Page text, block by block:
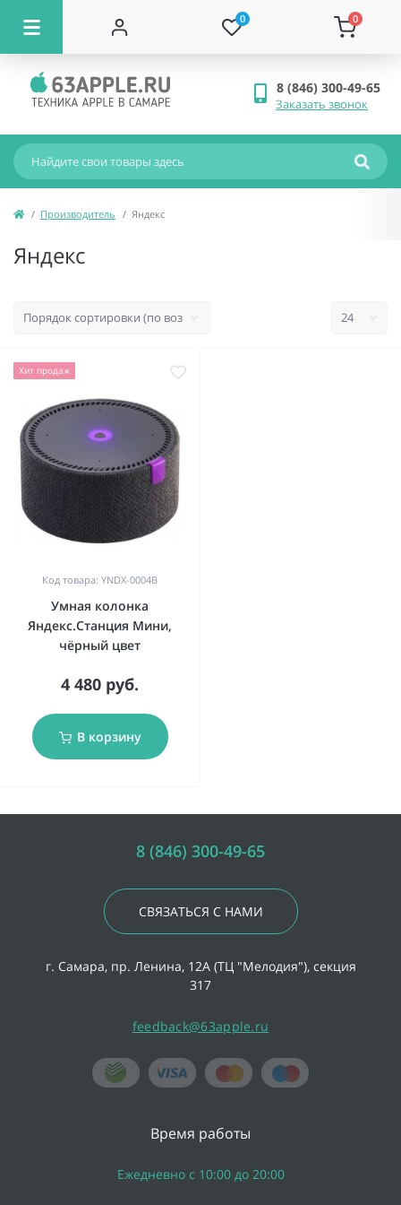
0 0
8 (846) 300-49-65
Заказать звонок
Производитель Яндекс
Яндекс
Хит продаж
Код товара: YNDX-0004B
Умная колонка
Яндекс.Станция Мини,
чёрный цвет
4 480 руб.
В корзину
8 (846) 300-49-65
СВЯЗАТЬСЯ С НАМИ
г. Самара, пр. Ленина, 12А (ТЦ "Мелодия"), секция
317
feedback@63apple.ru
Время работы
Ежедневно с 10:00 до 20:00